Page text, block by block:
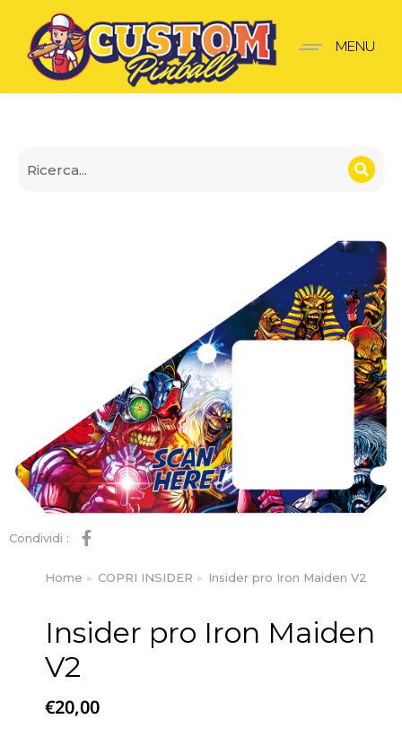
Insider pro Iron Maiden
MENU
Condividi :
Tu sei qui:
Home COPRI INSIDER Insider pro Iron Maiden V2
Insider pro Iron Maiden
V2
€20,00